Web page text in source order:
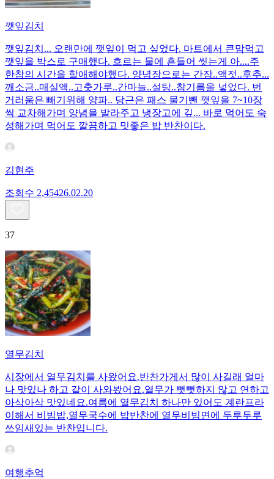
깻잎김치
깻잎김치... 오랜만에 깻잎이 먹고 싶었다. 마트에서 큰맘먹고
깻잎을 박스로 구매했다. 흐르는 물에 흔들어 씻는게 아....주
한참의 시간을 할애해야했다. 양념장으로는 간장..액젓..후추...
깨소금..매실액..고춧가루..간마늘..설탕..참기름을 넣었다. 번
거러움은 빼기위해 양파.. 당근은 패스 물기뺀 깻잎을 7~10장
씩 교차해가며 양념을 발라주고 냉장고에 깊... 바로 먹어도 숙
성해가며 먹어도 깔끔하고 밋좋은 밥 반찬이다.
김현주
조회수 2,45426.02.20
37
열무김치
시장에서 열무김치를 사왔어요.반찬가게서 많이 사길래 얼마
나 맛있나 하고 같이 사와봤어요.열무가 뻣뻣하지 않고 연하고
아삭아삭 맛있네요.여름에 열무김치 하나만 있어도 계란프라
이해서 비빔밥,열무국수에 밥반찬에 열무비빔면에 두루두루
쓰임새있는 반찬입니다.
여행추억